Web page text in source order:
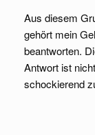
Aus diesem
gehört mein
beantworten.
Antwort ist
schockierend